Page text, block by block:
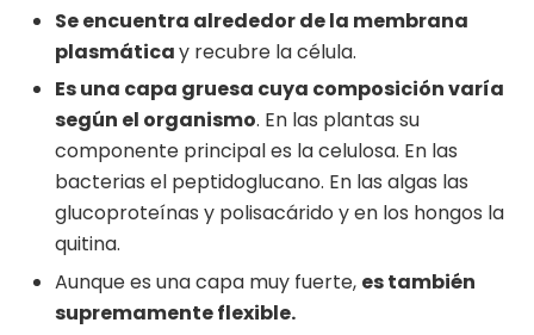
Se encuentra alrededor de la membrana
plasmáticay recubre la célula.
Es una capa gruesa cuya composición varía
según el organismo. En las plantas su
componente principal es la celulosa. En las
bacterias el peptidoglucano. En las algas las
glucoproteínas y polisacárido y en los hongos la
quitina.
Aunque es una capa muy fuerte, es también
supremamente flexible.